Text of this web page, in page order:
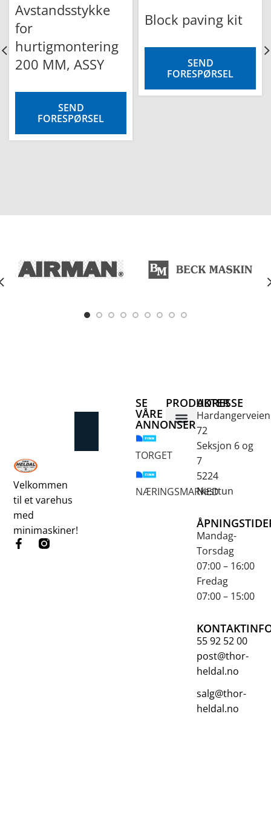
Avstandsstykke
for
hurtigmontering
200 MM, ASSY
SEND
FORESPØRSEL
Block paving kit
SEND
FORESPØRSEL
Velkommen
til et varehus
med
minimaskiner!
ADRESSE
Hardangerveien
72
Seksjon 6 og
7
5224
Nesttun
Mandag-
Torsdag
07:00 – 16:00
Fredag
07:00 – 15:00
55 92 52 00
post@thor-
heldal.no
salg@thor-
heldal.no
PRODUKTER
SE
VÅRE
ANNONSER
TORGET
NÆRINGSMARKED